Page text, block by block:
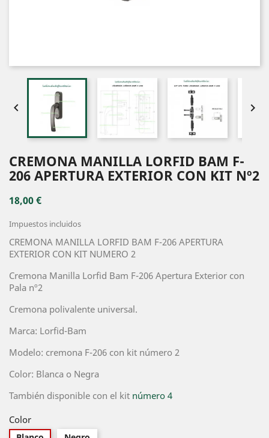
 
CREMONA MANILLA LORFID BAM F-
206 APERTURA EXTERIOR CON KIT Nº2
18,00 €
Impuestos incluidos
CREMONA MANILLA LORFID BAM F-206 APERTURA
EXTERIOR CON KIT NUMERO 2
Cremona Manilla Lorfid Bam F-206 Apertura Exterior con
Pala nº2
Cremona polivalente universal.
Marca: Lorfid-Bam
Modelo: cremona F-206 con kit número 2
Color: Blanca o Negra
También disponible con el kit número 4
Color